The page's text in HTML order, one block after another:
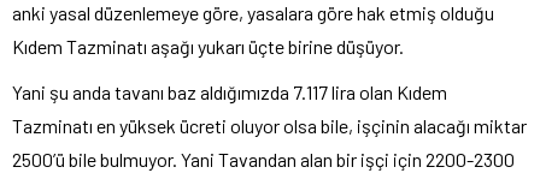
anki yasal düzenlemeye göre, yasalara göre hak etmiş olduğu
Kıdem Tazminatı aşağı yukarı üçte birine düşüyor.
Yani şu anda tavanı baz aldığımızda 7.117 lira olan Kıdem
Tazminatı en yüksek ücreti oluyor olsa bile, işçinin alacağı miktar
2500’ü bile bulmuyor. Yani Tavandan alan bir işçi için 2200-2300